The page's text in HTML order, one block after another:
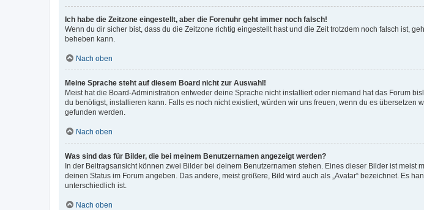
Ich habe die Zeitzone eingestellt, aber die Forenuhr geht immer noch falsch!
Wenn du dir sicher bist, dass du die Zeitzone richtig eingestellt hast und die Zeit trotzdem noch falsch ist,
beheben kann.
Nach oben
Meine Sprache steht auf diesem Board nicht zur Auswahl!
Meist hat die Board-Administration entweder deine Sprache nicht installiert oder niemand hat das Forum
du benötigst, installieren kann. Falls es noch nicht existiert, würden wir uns freuen, wenn du es übersetzen
gefunden werden.
Nach oben
Was sind das für Bilder, die bei meinem Benutzernamen angezeigt werden?
In der Beitragsansicht können zwei Bilder bei deinem Benutzernamen stehen. Eines dieser Bilder ist
deinen Status im Forum angeben. Das andere, meist größere, Bild wird auch als „Avatar“ bezeichnet. Es
unterschiedlich ist.
Nach oben